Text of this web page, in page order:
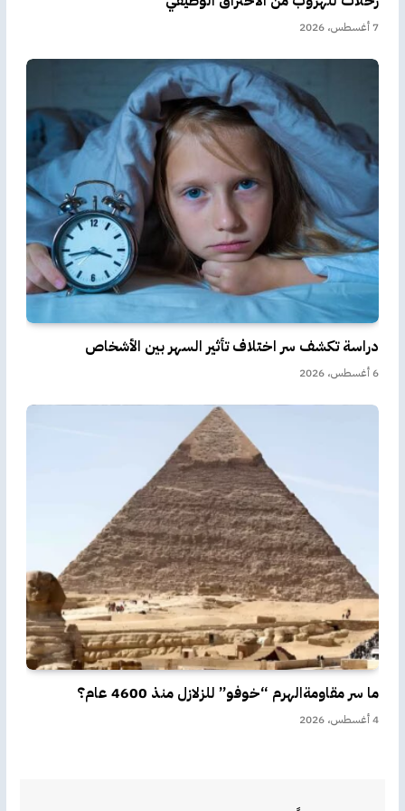
7 أغسطس، 2026
دراسة تكشف سر اختلاف تأثير السهر بين الأشخاص
6 أغسطس، 2026
ما سر مقاومةالهرم “خوفو” للزلازل منذ 4600 عام؟
4 أغسطس، 2026